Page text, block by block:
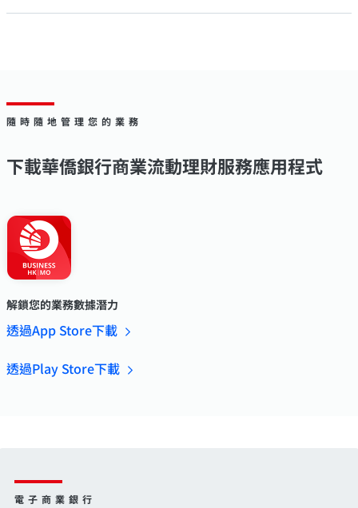
隨時隨地管理您的業務
下載華僑銀行商業流動理財服務應用程式
解鎖您的業務數據潛力
透過App Store下載
透過Play Store下載
電子商業銀行